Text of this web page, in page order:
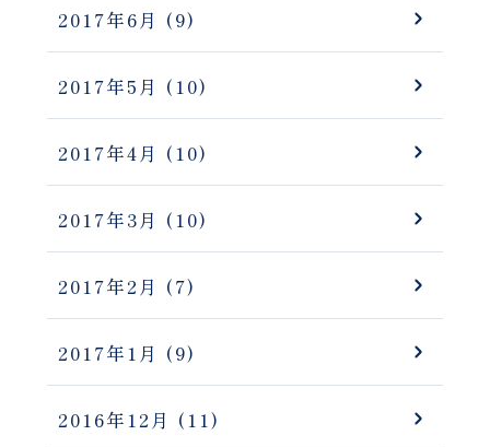
2017年6月 (9)
2017年5月 (10)
2017年4月 (10)
2017年3月 (10)
2017年2月 (7)
2017年1月 (9)
2016年12月 (11)